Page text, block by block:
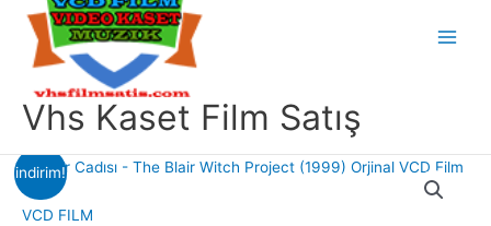
Vhs Kaset Film Satış
indirim!
VCD FILM